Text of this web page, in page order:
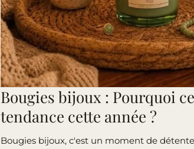
Bougies bijoux : Pourquoi
tendance cette année ?
Bougies bijoux, c'est un moment de